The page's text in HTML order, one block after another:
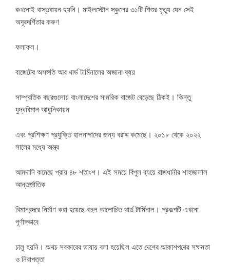
কখনোই বাস্তবায়ন হয়নি। মাইলস্টোন স্কুলের ৩১টি শিশুর মৃত্যু যেন সেই
অদূরদর্শিতার করুণ
ফলাফল।
বাজেটের অসঙ্গতি আর থার্ড টার্মিনালের অজানা ব্যয়
সাম্প্রতিক বছরগুলোয় বাংলাদেশের সামরিক বাজেট বেড়েছে ঠিকই। কিন্তু
যুদ্ধবিমান আধুনিকায়ন
এবং প্রশিক্ষণ প্রযুক্তি হালনাগাদের জন্য বরাদ্দ কমেছে। ২০১৮ থেকে ২০২২
সালের মধ্যে অস্ত্র
আমদানি কমেছে প্রায় ৪৮ শতাংশ। এই সময়ে বিপুল ব্যয়ে রাজধানীর শাহজালাল
আন্তর্জাতিক
বিমানবন্দরে নির্মাণ করা হয়েছে বহুল আলোচিত থার্ড টার্মিনাল। প্রকল্পটি এখনো
পূর্ণাঙ্গভাবে
চালু হয়নি। অথচ সরকারের ভাষায় বলা হয়েছিল এতে দেশের আকাশপথের সক্ষমতা
ও নিরাপত্তা